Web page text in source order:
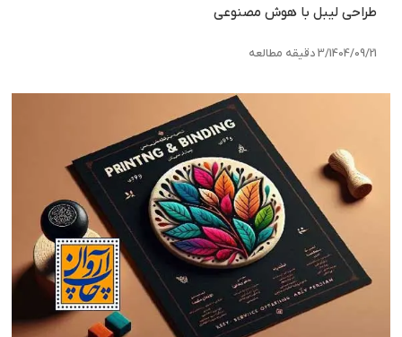
طراحی لیبل با هوش مصنوعی
1404/09/21
/3 دقیقه مطالعه